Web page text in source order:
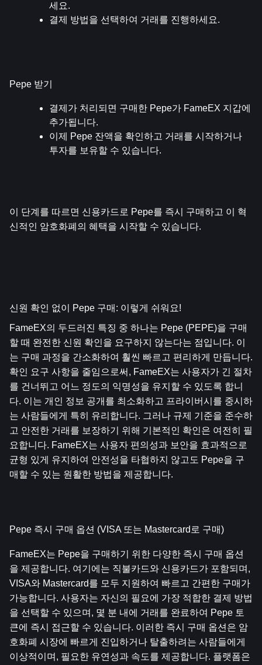
세요.
결제 방법을 선택하여 거래를 진행하세요.
Pepe 받기
결제가 처리되면 구매한 Pepe가 FameEX 지갑에
추가됩니다.
이제 Pepe 잔액을 확인하고 거래를 시작하거나
투자를 보유할 수 있습니다.
이 단계를 따르면 신용카드로 Pepe를 즉시 구매하고 이 혁
신적인 암호화폐의 혜택을 시작할 수 있습니다.
신원 확인 없이 Pepe 구매: 이렇게 쉬워요!
FameEX의 두드러진 특징 중 하나는 Pepe (PEPE)을 구매
할 때 완전한 신원 확인을 요구하지 않는다는 점입니다. 이
는 구매 과정을 간소화하여 훨씬 빠르고 편리하게 만듭니다.
확인 요구 사항을 줄임으로써, FameEX는 사용자가 긴 절차
를 건너뛰고 어느 정도의 익명성을 유지할 수 있도록 합니
다. 이는 개인 정보 공개를 최소화하고 프라이버시를 중시하
는 사람들에게 특히 유리합니다. 그러나 규제 기준을 준수하
고 안전한 거래를 보장하기 위해 기본적인 확인은 여전히 필
요합니다. FameEX는 사용자 편의성과 보안을 효과적으로
균형 있게 유지하여 안전성을 타협하지 않고도 Pepe을 구
매할 수 있는 원활한 방법을 제공합니다.
Pepe 즉시 구매 옵션 (VISA 또는 Mastercard로 구매)
FameEX는 Pepe을 구매하기 위한 다양한 즉시 구매 옵션
을 제공합니다. 여기에는 직불카드와 신용카드가 포함되며,
VISA와 Mastercard를 모두 지원하여 빠르고 간편한 구매가
가능합니다. 사용자는 자신의 필요에 가장 적합한 결제 방법
을 선택할 수 있으며, 몇 분 내에 거래를 완료하여 Pepe 토
큰에 즉시 접근할 수 있습니다. 이러한 즉시 구매 옵션은 암
호화폐 시장에 빠르게 진입하거나 탈출하려는 사람들에게
이상적이며, 필요한 유연성과 속도를 제공합니다. 플랫폼은